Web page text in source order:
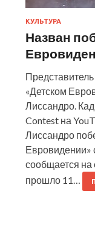
КУЛЬТУРА
Назван
«Детском
Лиссандро.
Contest на
Лиссандро
Евровидении»
сообщается на
прошло 11…